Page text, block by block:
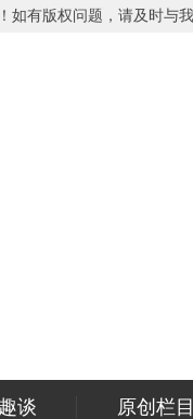
有版权问题，请及时与
谈 原创栏目